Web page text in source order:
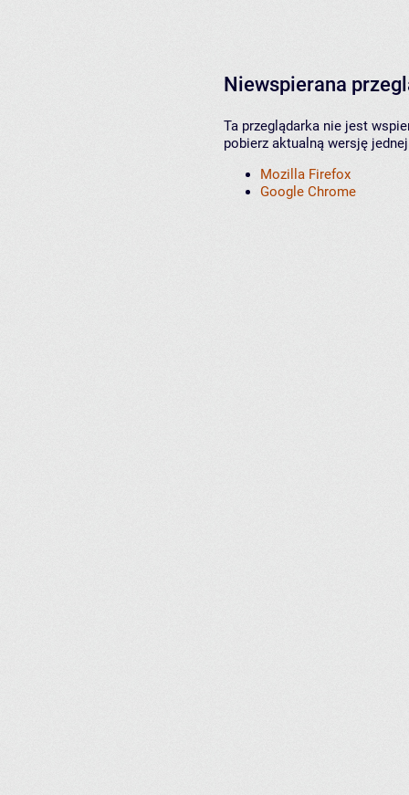
Niewspierana
Ta przeglądarka nie jest
pobierz aktualną wersję
Mozilla Firefox
Google Chrome